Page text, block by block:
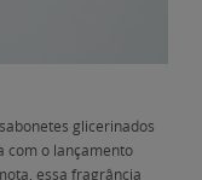
glicerinados
com o lançamento
essa fragrância